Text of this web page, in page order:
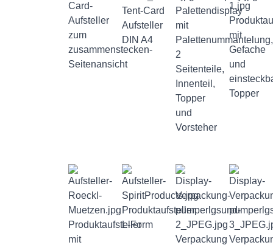
Card-
Aufsteller
zum
zusammenstecken-
Seitenansicht
Tent-Card
Aufsteller
DIN A4
Palettendisplay
mit
Palettenummantelung,
2
Seitenteile,
Innenteil,
Topper
und
Vorsteher
mit
Gefache
und
Topper
Produktaufsteller
mit
Produktaufsteller
L-Form
Verpackung